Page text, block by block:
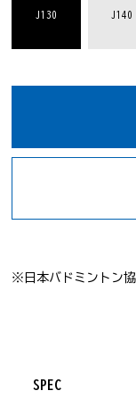
J130 J140
※日本バドミントン
SPEC